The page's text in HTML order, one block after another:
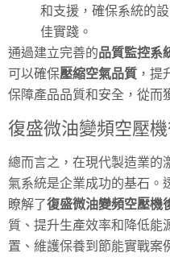
和支援，確保系統的
佳實踐。
通過建立完善的品質監控系
可以確保壓縮空氣品質 ，提
保障產品品質和安全，從而
復盛微油變頻空壓
總而言之，在現代製造業的
氣系統是企業成功的基石。
瞭解了復盛微油變頻空壓機
質、提升生產效率和降低能
置、維護保養到節能實戰案